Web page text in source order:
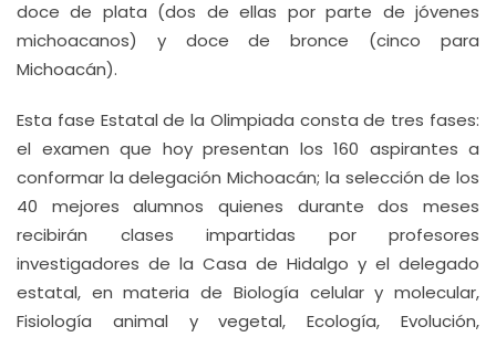
doce de plata (dos de ellas por parte de jóvenes
michoacanos) y doce de bronce (cinco para
Michoacán).
Esta fase Estatal de la Olimpiada consta de tres fases:
el examen que hoy presentan los 160 aspirantes a
conformar la delegación Michoacán; la selección de los
40 mejores alumnos quienes durante dos meses
recibirán clases impartidas por profesores
investigadores de la Casa de Hidalgo y el delegado
estatal, en materia de Biología celular y molecular,
Fisiología animal y vegetal, Ecología, Evolución,